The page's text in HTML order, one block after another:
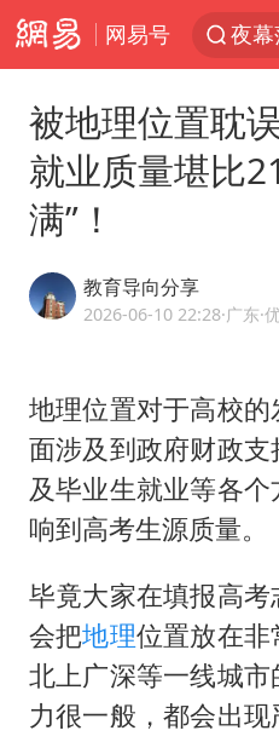
网易号
夜
改名
谁
“空
“不
被地理位置耽
就业质量堪比
满”！
教育导向分享
2026-06-10 22:28·广东·
地理位置对于高校
面涉及到政府财政
及毕业生就业等各
响到高考生源质量。
毕竟大家在填报高
会把地理位置放在
北上广深等一线城市
力很一般，都会出